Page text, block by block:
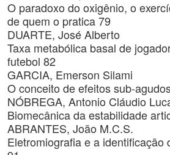
O paradoxo do oxigênio, o
de quem o pratica 79
DUARTE, José Alberto
Taxa metabólica basal de
futebol 82
GARCIA, Emerson Silami
O conceito de efeitos sub-
NÓBREGA, Antonio Cláudio
Biomecânica da estabilidade
ABRANTES, João M.C.S.
Eletromiografia e a identificação